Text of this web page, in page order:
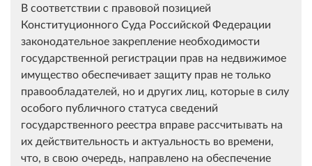
В соответствии с правовой позицией
Конституционного Суда Российской Федерации
законодательное закрепление необходимости
государственной регистрации прав на недвижимое
имущество обеспечивает защиту прав не только
правообладателей, но и других лиц, которые в силу
особого публичного статуса сведений
государственного реестра вправе рассчитывать на
их действительность и актуальность во времени,
что, в свою очередь, направлено на обеспечение